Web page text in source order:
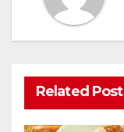
Related Post